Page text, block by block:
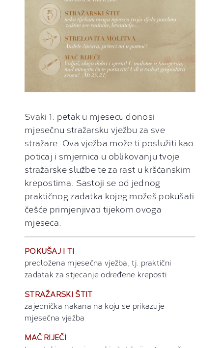
Svaki 1. petak u mjesecu donosi
mjesečnu stražarsku vježbu za sve
stražare. Ova vježba može ti poslužiti kao
poticaj i smjernica u oblikovanju tvoje
stražarske službe te za rast u kršćanskim
krepostima. Sastoji se od jednog
praktičnog zadatka kojeg možeš pokušati
češće primjenjivati tijekom ovoga
mjeseca.
POKUŠAJ I TI
predložena mjesečna vježba, tj. praktični
zadatak za stjecanje određene kreposti
STRAŽARSKI ŠTIT
zajednička nakana na koju se prikazuje
mjesečna vježba
MAČ RIJEČI